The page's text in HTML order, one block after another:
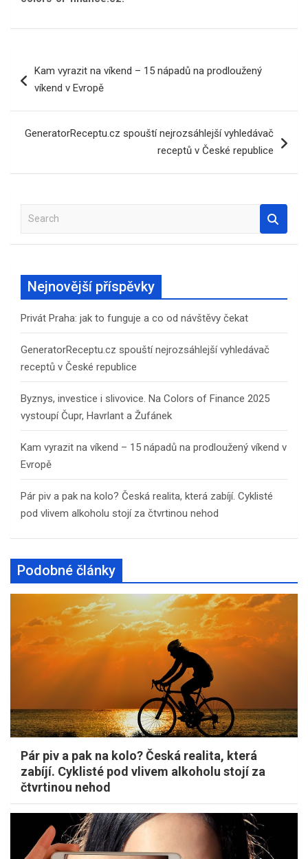
proKam vyrazit na víkend – 15 nápadů na prodloužený
víkend v Evropě
GeneratorReceptu.cz spouští nejrozsáhlejší vyhledávač
receptů v České republice
a
h
Nejnovější příspěvky
Privát Praha: jak to funguje a co od návštěvy čekat
GeneratorReceptu.cz spouští nejrozsáhlejší vyhledávač
receptů v České republice
Byznys, investice i slivovice. Na Colors of Finance 2025
vystoupí Čupr, Havrlant a Žufánek
Kam vyrazit na víkend – 15 nápadů na prodloužený víkend v
Evropě
Pár piv a pak na kolo? Česká realita, která zabíjí. Cyklisté
pod vlivem alkoholu stojí za čtvrtinou nehod
Podobné články
Pár piv a pak na kolo? Česká realita, která
zabíjí. Cyklisté pod vlivem alkoholu stojí za
čtvrtinou nehod